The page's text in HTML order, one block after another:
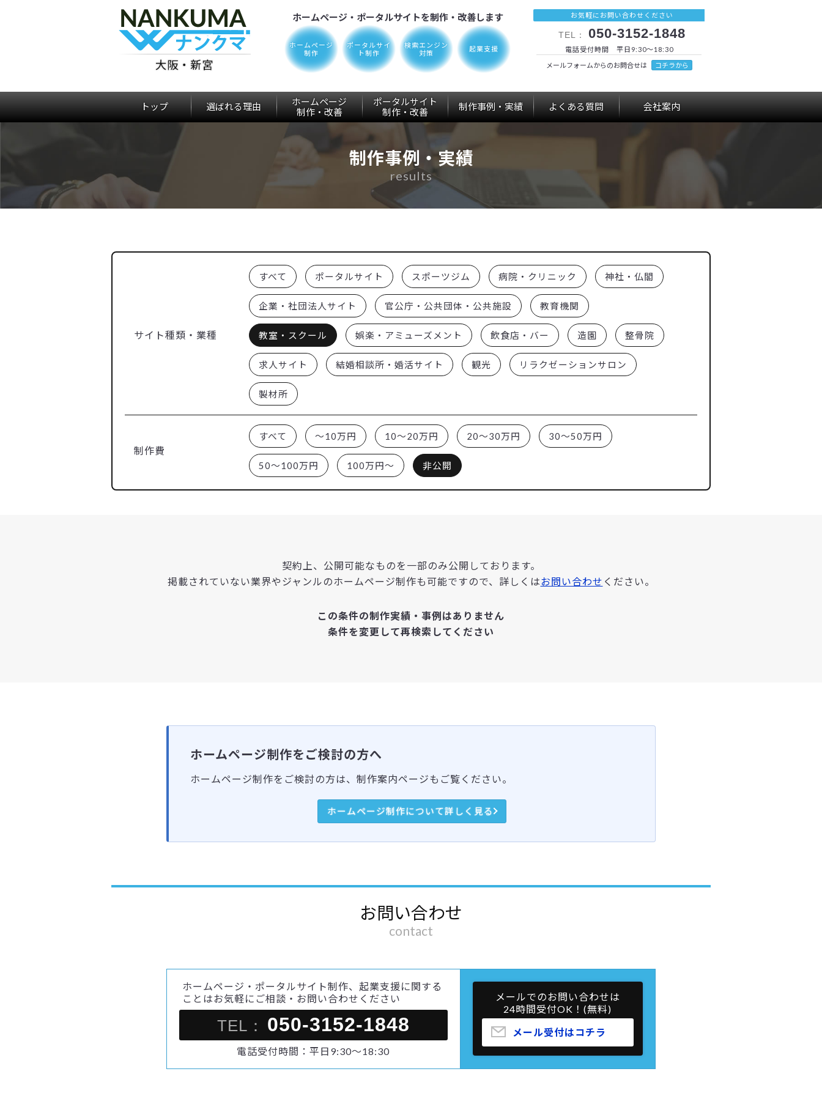
大阪・新宮
ホームページ・ポータルサイトを制作・改善します
ホームページ
制作
ポータルサイ
ト制作
検索エンジン
対策
起業支援
お気軽にお問い合わせください
TEL： 050-3152-1848
電話受付時間 平日9:30～18:30
メールフォームからのお問合せは
コチラから
トップ 選ばれる理由
ホームページ
制作・改善
ポータルサイト
制作・改善 制作事例・実績 よくある質問 会社案内
制作事例・実績
results
サイト種類・業種
すべて ポータルサイト スポーツジム 病院・クリニック 神社・仏閣
企業・社団法人サイト 官公庁・公共団体・公共施設 教育機関
教室・スクール 娯楽・アミューズメント 飲食店・バー 造園 整骨院
求人サイト 結婚相談所・婚活サイト 観光 リラクゼーションサロン
製材所
制作費
すべて ～10万円 10～20万円 20～30万円 30～50万円
50～100万円 100万円～ 非公開
契約上、公開可能なものを一部のみ公開しております。
掲載されていない業界やジャンルのホームページ制作も可能ですので、詳しくはお問い合わせ ください。
この条件の制作実績・事例はありません
条件を変更して再検索してください
ホームページ制作をご検討の方へ
ホームページ制作をご検討の方は、制作案内ページもご覧ください。
ホームページ制作について詳しく見る
お問い合わせ
contact
ホームページ・ポータルサイト制作、起業支援に関する
ことはお気軽にご相談・お問い合わせください
TEL： 050-3152-1848
電話受付時間：平日9:30～18:30
メールでのお問い合わせは
24時間受付OK！(無料)
メール受付はコチラ